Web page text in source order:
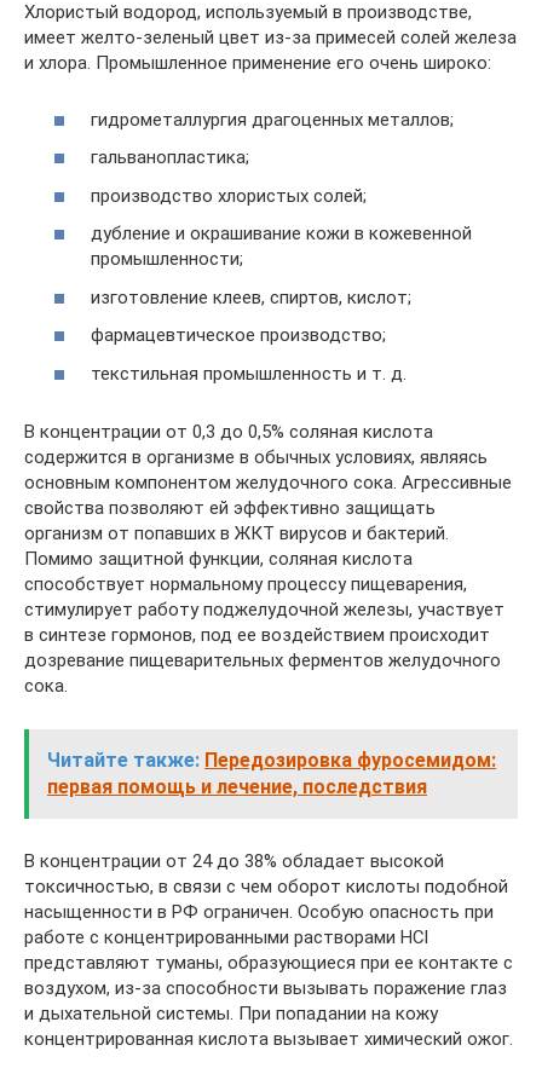
Хлористый водород, используемый в производстве,
имеет желто-зеленый цвет из-за примесей солей железа
и хлора. Промышленное применение его очень широко:
гидрометаллургия драгоценных металлов;
гальванопластика;
производство хлористых солей;
дубление и окрашивание кожи в кожевенной
промышленности;
изготовление клеев, спиртов, кислот;
фармацевтическое производство;
текстильная промышленность и т. д.
В концентрации от 0,3 до 0,5% соляная кислота
содержится в организме в обычных условиях, являясь
основным компонентом желудочного сока. Агрессивные
свойства позволяют ей эффективно защищать
организм от попавших в ЖКТ вирусов и бактерий.
Помимо защитной функции, соляная кислота
способствует нормальному процессу пищеварения,
стимулирует работу поджелудочной железы, участвует
в синтезе гормонов, под ее воздействием происходит
дозревание пищеварительных ферментов желудочного
сока.
Читайте также: Передозировка фуросемидом:
первая помощь и лечение, последствия
В концентрации от 24 до 38% обладает высокой
токсичностью, в связи с чем оборот кислоты подобной
насыщенности в РФ ограничен. Особую опасность при
работе с концентрированными растворами HCl
представляют туманы, образующиеся при ее контакте с
воздухом, из-за способности вызывать поражение глаз
и дыхательной системы. При попадании на кожу
концентрированная кислота вызывает химический ожог.